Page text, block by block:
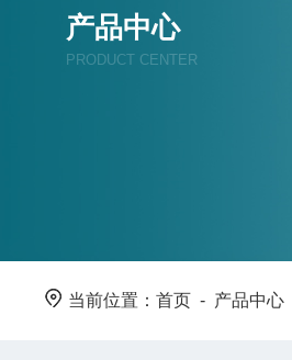
产品中心
PRODUCT CENTER
当前位置：首页 - 产品中心